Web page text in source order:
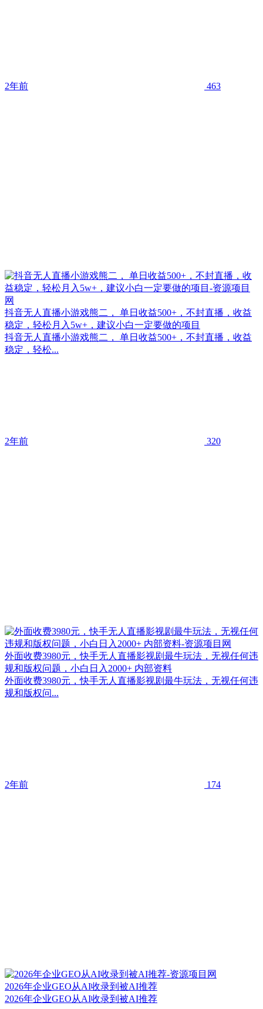
2年前 463
抖音无人直播小游戏熊二， 单日收益500+，不封直播，收益
稳定，轻松月入5w+，建议小白一定要做的项目
抖音无人直播小游戏熊二， 单日收益500+，不封直播，收益
稳定，轻松...
2年前 320
外面收费3980元，快手无人直播影视剧最牛玩法，无视任何违
规和版权问题，小白日入2000+ 内部资料
外面收费3980元，快手无人直播影视剧最牛玩法，无视任何违
规和版权问...
2年前 174
2026年企业GEO从AI收录到被AI推荐
2026年企业GEO从AI收录到被AI推荐